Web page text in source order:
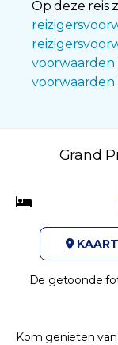
Op deze reis
voorwaarden
voorwaarden
Grand
KAART
De getoonde
Kom genieten